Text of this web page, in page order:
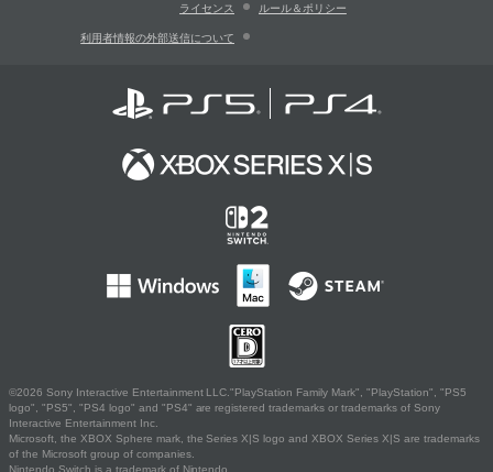
ライセンス ルール＆ポリシー
利用者情報の外部送信について
©2026 Sony Interactive Entertainment LLC."PlayStation Family Mark", "PlayStation", "PS5
logo", "PS5", "PS4 logo" and "PS4" are registered trademarks or trademarks of Sony
Interactive Entertainment Inc.
Microsoft, the XBOX Sphere mark, the Series X|S logo and XBOX Series X|S are trademarks
of the Microsoft group of companies.
Nintendo Switch is a trademark of Nintendo.